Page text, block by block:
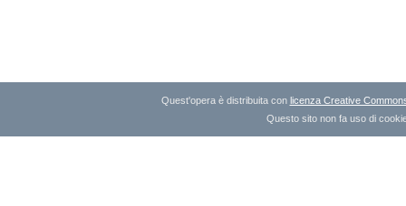
Quest'opera è distribuita con licenza Creative
Questo sito non fa uso di